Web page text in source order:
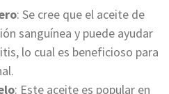
: Se cree que el aceite de
sanguínea y puede ayudar
lo cual es beneficioso para
: Este aceite es popular en